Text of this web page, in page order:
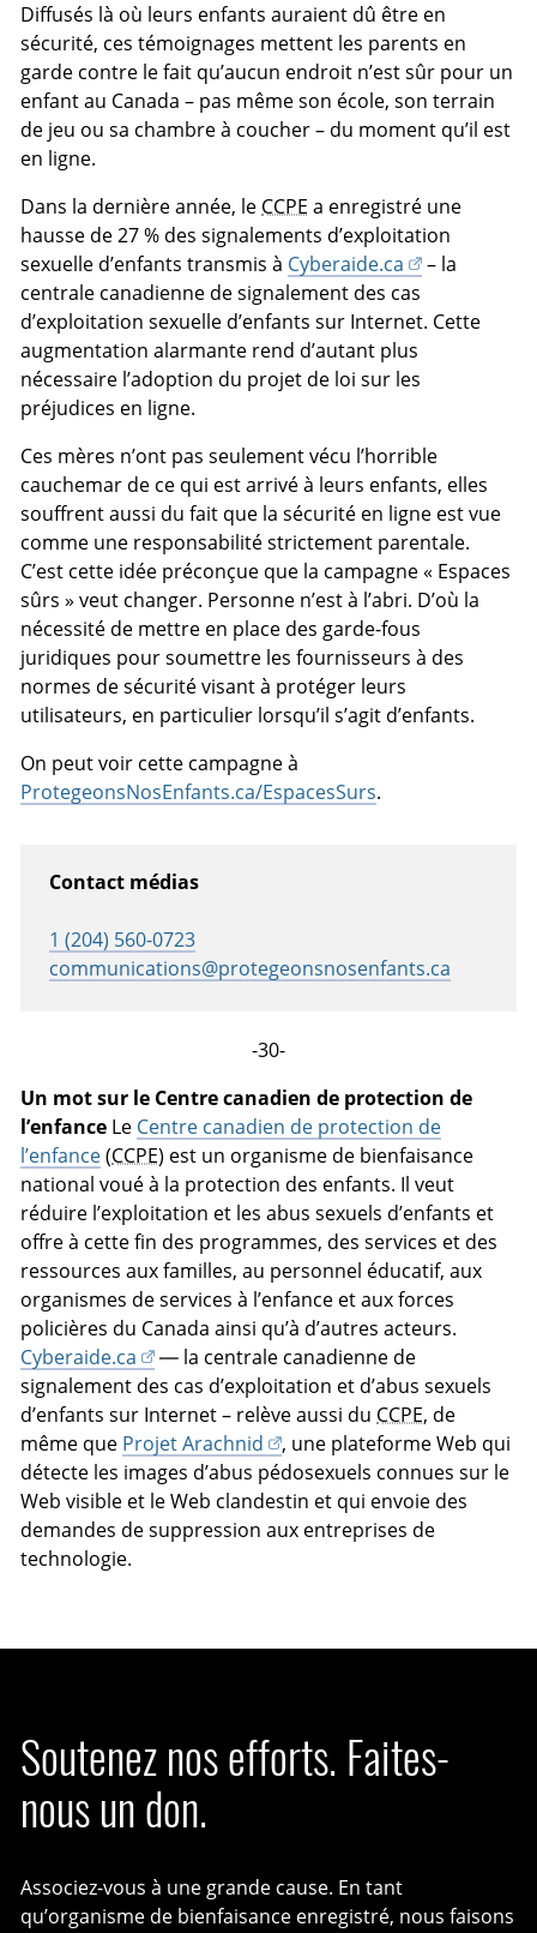
Diffusés là où leurs enfants auraient dû être en
sécurité, ces témoignages mettent les parents en
garde contre le fait qu’aucun endroit n’est sûr pour un
enfant au Canada – pas même son école, son terrain
de jeu ou sa chambre à coucher – du moment qu’il est
en ligne.
Dans la dernière année, le CCPE a enregistré une
hausse de 27 % des signalements d’exploitation
sexuelle d’enfants transmis à Cyberaide.ca
– la
centrale canadienne de signalement des cas
d’exploitation sexuelle d’enfants sur Internet. Cette
augmentation alarmante rend d’autant plus
nécessaire l’adoption du projet de loi sur les
préjudices en ligne.
Ces mères n’ont pas seulement vécu l’horrible
cauchemar de ce qui est arrivé à leurs enfants, elles
souffrent aussi du fait que la sécurité en ligne est vue
comme une responsabilité strictement parentale.
C’est cette idée préconçue que la campagne « Espaces
sûrs » veut changer. Personne n’est à l’abri. D’où la
nécessité de mettre en place des garde-fous
juridiques pour soumettre les fournisseurs à des
normes de sécurité visant à protéger leurs
utilisateurs, en particulier lorsqu’il s’agit d’enfants.
On peut voir cette campagne à
ProtegeonsNosEnfants.ca/EspacesSurs.
Contact médias
1 (204) 560-0723
communications@protegeonsnosenfants.ca
-30-
Un mot sur le Centre canadien de protection de
l’enfance Le Centre canadien de protection de
l’enfance(CCPE) est un organisme de bienfaisance
national voué à la protection des enfants. Il veut
réduire l’exploitation et les abus sexuels d’enfants et
offre à cette fin des programmes, des services et des
ressources aux familles, au personnel éducatif, aux
organismes de services à l’enfance et aux forces
policières du Canada ainsi qu’à d’autres acteurs.
Cyberaide.ca
— la centrale canadienne de
signalement des cas d’exploitation et d’abus sexuels
d’enfants sur Internet – relève aussi du CCPE, de
même que Projet Arachnid
, une plateforme Web qui
détecte les images d’abus pédosexuels connues sur le
Web visible et le Web clandestin et qui envoie des
demandes de suppression aux entreprises de
technologie.
Soutenez nos efforts. Faites-
nous un don.
Associez-vous à une grande cause. En tant
qu’organisme de bienfaisance enregistré, nous faisons